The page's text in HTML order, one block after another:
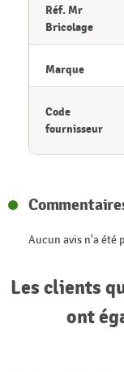
Réf. Mr
Bricolage
Marque
Code
fournisseur
Aucun avis n'a été
Les clients
ont